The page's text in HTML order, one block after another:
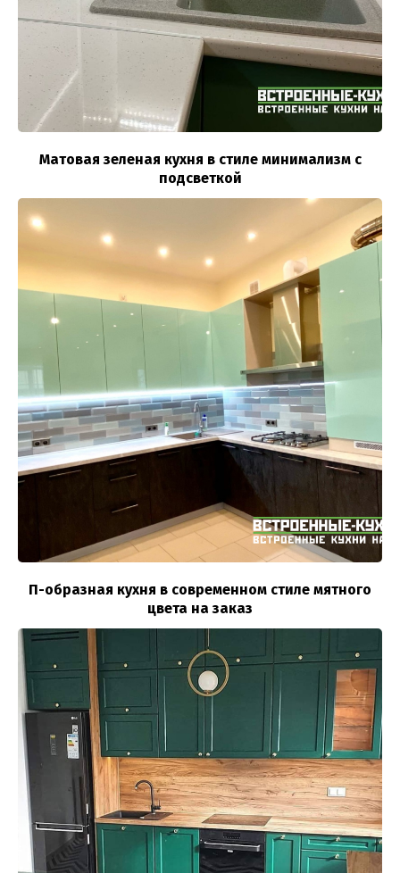
Матовая зеленая кухня в стиле минимализм с
подсветкой
П-образная кухня в современном стиле мятного
цвета на заказ